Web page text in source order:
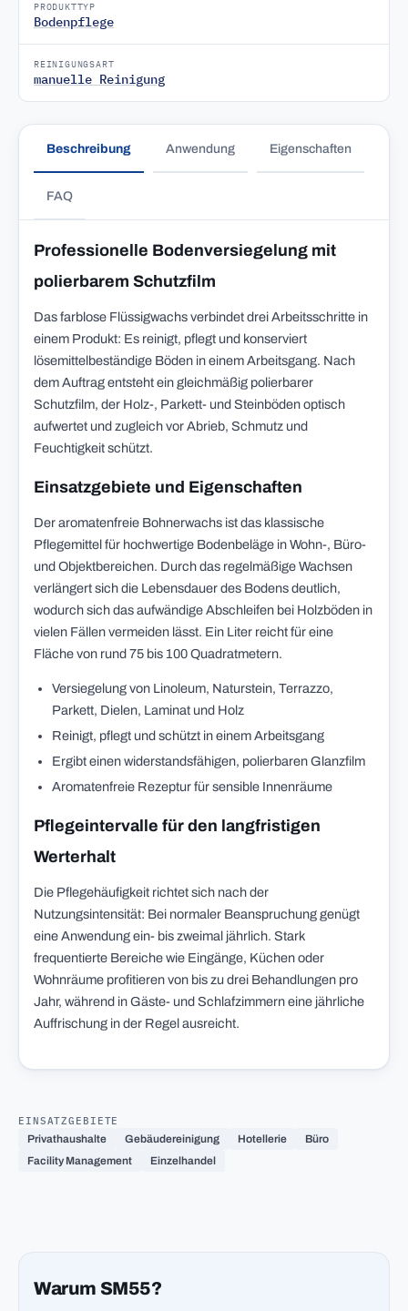
PRODUKTTYP
Bodenpflege
REINIGUNGSART
manuelle Reinigung
Beschreibung Anwendung Eigenschaften
FAQ
Professionelle Bodenversiegelung mit
polierbarem Schutzfilm
Das farblose Flüssigwachs verbindet drei Arbeitsschritte in
einem Produkt: Es reinigt, pflegt und konserviert
lösemittelbeständige Böden in einem Arbeitsgang. Nach
dem Auftrag entsteht ein gleichmäßig polierbarer
Schutzfilm, der Holz-, Parkett- und Steinböden optisch
aufwertet und zugleich vor Abrieb, Schmutz und
Feuchtigkeit schützt.
Einsatzgebiete und Eigenschaften
Der aromatenfreie Bohnerwachs ist das klassische
Pflegemittel für hochwertige Bodenbeläge in Wohn-, Büro-
und Objektbereichen. Durch das regelmäßige Wachsen
verlängert sich die Lebensdauer des Bodens deutlich,
wodurch sich das aufwändige Abschleifen bei Holzböden in
vielen Fällen vermeiden lässt. Ein Liter reicht für eine
Fläche von rund 75 bis 100 Quadratmetern.
Versiegelung von Linoleum, Naturstein, Terrazzo,
Parkett, Dielen, Laminat und Holz
Reinigt, pflegt und schützt in einem Arbeitsgang
Ergibt einen widerstandsfähigen, polierbaren Glanzfilm
Aromatenfreie Rezeptur für sensible Innenräume
Pflegeintervalle für den langfristigen
Werterhalt
Die Pflegehäufigkeit richtet sich nach der
Nutzungsintensität: Bei normaler Beanspruchung genügt
eine Anwendung ein- bis zweimal jährlich. Stark
frequentierte Bereiche wie Eingänge, Küchen oder
Wohnräume profitieren von bis zu drei Behandlungen pro
Jahr, während in Gäste- und Schlafzimmern eine jährliche
Auffrischung in der Regel ausreicht.
EINSATZGEBIETE
Privathaushalte
Gebäudereinigung Hotellerie
Büro
Facility Management
Einzelhandel
Warum SM55?